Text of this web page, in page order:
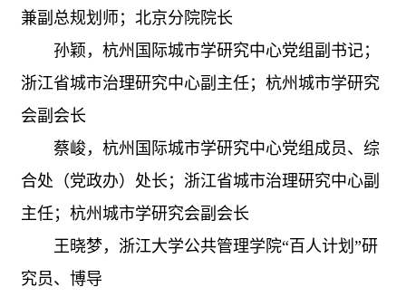
兼副总规划师；北京分院院长
孙颖，杭州国际城市学研究中心党组副书记；
浙江省城市治理研究中心副主任；杭州城市学研究
会副会长
蔡峻，杭州国际城市学研究中心党组成员、综
合处（党政办）处长；浙江省城市治理研究中心副
主任；杭州城市学研究会副会长
王晓梦，浙江大学公共管理学院“百人计划”研
究员、博导